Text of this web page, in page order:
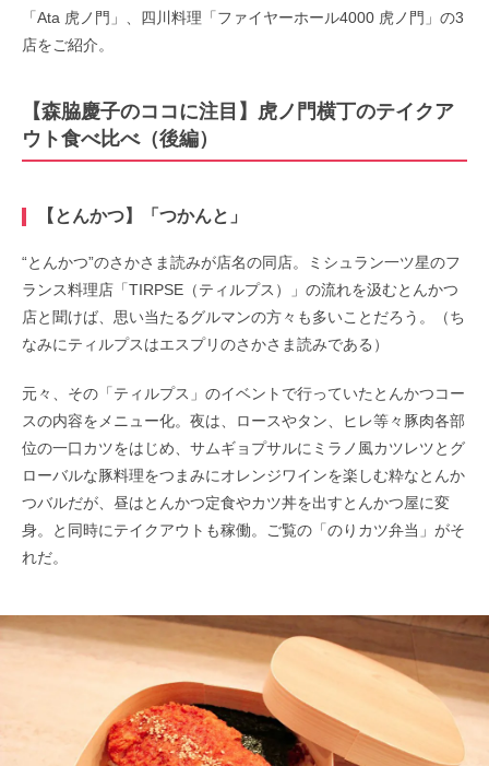
「Ata 虎ノ門」、四川料理「ファイヤーホール4000 虎ノ門」の3
店をご紹介。
【森脇慶子のココに注目】虎ノ門横丁のテイクア
ウト食べ比べ（後編）
【とんかつ】「つかんと」
“とんかつ”のさかさま読みが店名の同店。ミシュラン一ツ星のフ
ランス料理店「TIRPSE（ティルプス）」の流れを汲むとんかつ
店と聞けば、思い当たるグルマンの方々も多いことだろう。（ち
なみにティルプスはエスプリのさかさま読みである）
元々、その「ティルプス」のイベントで行っていたとんかつコー
スの内容をメニュー化。夜は、ロースやタン、ヒレ等々豚肉各部
位の一口カツをはじめ、サムギョプサルにミラノ風カツレツとグ
ローバルな豚料理をつまみにオレンジワインを楽しむ粋なとんか
つバルだが、昼はとんかつ定食やカツ丼を出すとんかつ屋に変
身。と同時にテイクアウトも稼働。ご覧の「のりカツ弁当」がそ
れだ。